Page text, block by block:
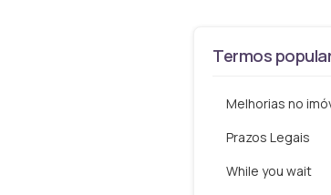
Termos
Melhorias no
Prazos Legais
While you wait